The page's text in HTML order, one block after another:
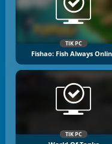
TIK PC
Fishao: Fish Always
TIK PC